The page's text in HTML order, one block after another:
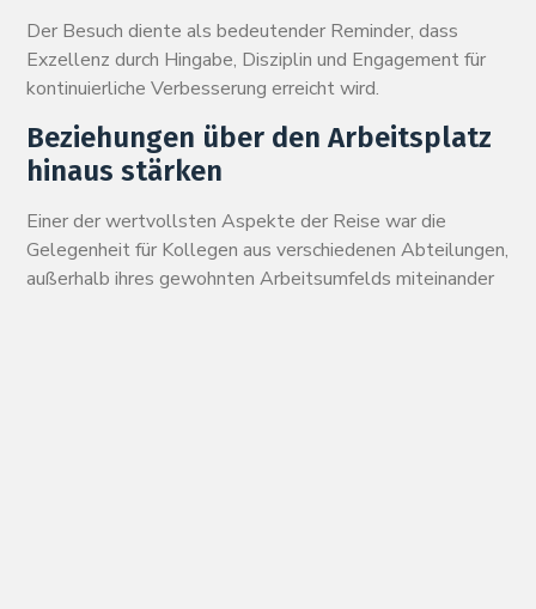
Der Besuch diente als bedeutender Reminder, dass
Exzellenz durch Hingabe, Disziplin und Engagement für
kontinuierliche Verbesserung erreicht wird.
Beziehungen über den Arbeitsplatz
hinaus stärken
Einer der wertvollsten Aspekte der Reise war die
Gelegenheit für Kollegen aus verschiedenen Abteilungen,
außerhalb ihres gewohnten Arbeitsumfelds miteinander